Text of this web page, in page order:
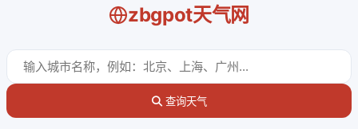
zbgpot天气网
查询天气